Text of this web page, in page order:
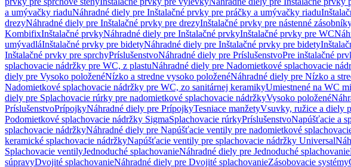
a umývačky riaduNáhradné diely pre Inštalačné prvky pre práčky a umývačky riadu
drezyNáhradné diely pre Inštalačné prvky pre drezyInštalačné prvky pre nástenné
KombifixInštalačné prvkyNáhradné diely pre Inštalačné prvkyInštalačné prvky pre WC
umývadláInštalačné prvky pre bidetyNáhradné diely pre Inštalačné prvky pre bidety
Inštalačné prvky pre sprchyPríslušenstvoNáhradné diely pre PríslušenstvoPre inštalačné
splachovacie nádržky pre WC, z plastuNáhradné diely pre Nadomietkové splachovacie
diely pre Vysoko položenéNízko a stredne vysoko položenéNáhradné diely pre Nízko a
Nadomietkové splachovacie nádržky pre WC, zo sanitárnej keramikyUmiestnené na WC
diely pre Splachovacie rúrky pre nadomietkové splachovacie nádržkyVysoko položené
PríslušenstvoPrípojkyNáhradné diely pre PrípojkyTesniace manžetyVsuvky, ružice a diely
Podomietkové splachovacie nádržky SigmaSplachovacie rúrkyPríslušenstvoNapúšťacie a
splachovacie nádržkyNáhradné diely pre Napúšťacie ventily pre nadomietkové
keramické splachovacie nádržkyNapúšťacie ventily pre splachovacie nádržky Universal
Splachovacie ventilyJednoduché splachovanieNáhradné diely pre Jednoduché splachovanie
súpravyDvojité splachovanieNáhradné diely pre Dvojité splachovanieZásobovacie systémy